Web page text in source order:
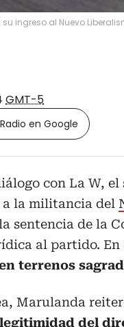
ingreso al Nuevo
GMT-5
en Google
con La W,
la militancia del
sentencia de la
al partido.
terrenos
Marulanda
del